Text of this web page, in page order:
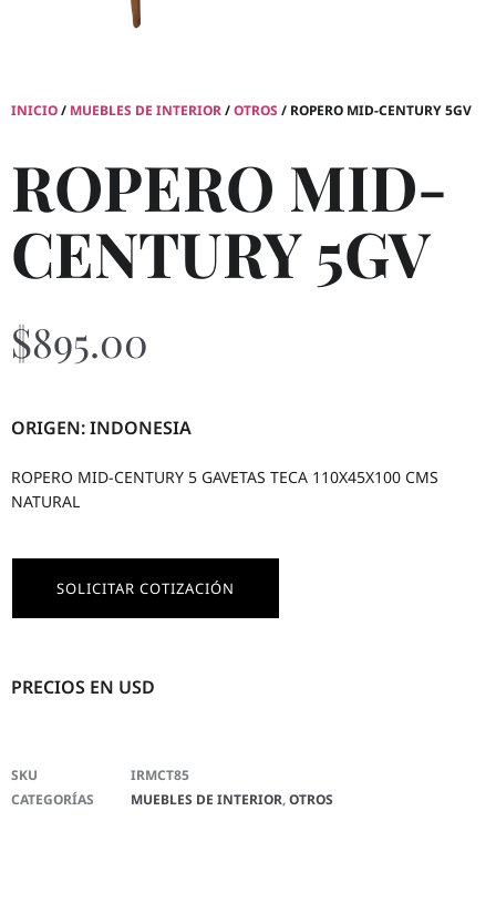
INICIO/ MUEBLES DE INTERIOR/OTROS / ROPERO MID-CENTURY 5GV
ROPERO MID-
CENTURY 5GV
$895.00
ORIGEN: INDONESIA
ROPERO MID-CENTURY 5 GAVETAS TECA 110X45X100 CMS
NATURAL
SOLICITAR COTIZACIÓN
PRECIOS EN USD
SKU
IRMCT85
CATEGORÍAS
MUEBLES DE INTERIOR,OTROS